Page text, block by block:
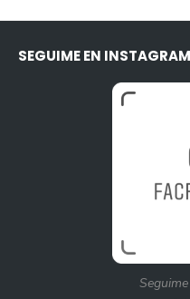
SEGUIME EN INSTAGRAM